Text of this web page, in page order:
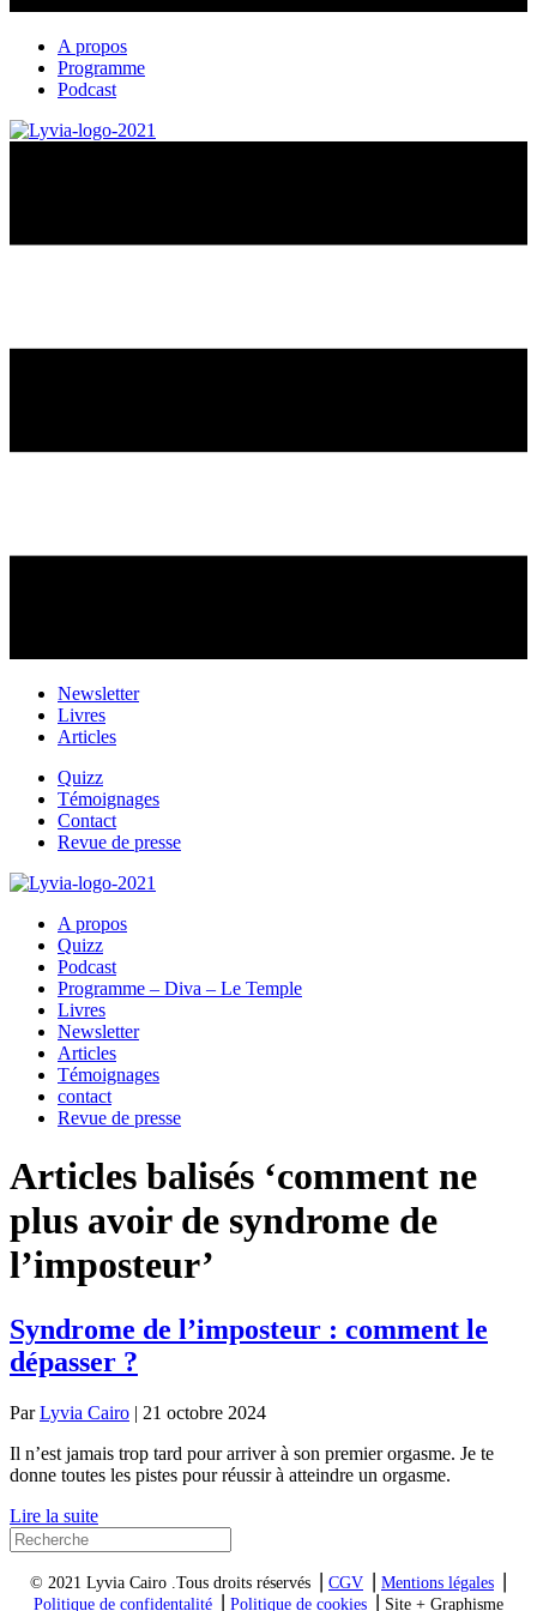
A propos
Programme
Podcast
Newsletter
Livres
Articles
Quizz
Témoignages
Contact
Revue de presse
A propos
Quizz
Podcast
Programme – Diva – Le Temple
Livres
Newsletter
Articles
Témoignages
contact
Revue de presse
Articles balisés ‘comment ne
plus avoir de syndrome de
l’imposteur’
Syndrome de l’imposteur : comment le
dépasser ?
ParLyvia Cairo | 21 octobre 2024
Il n’est jamais trop tard pour arriver à son premier orgasme. Je te
donne toutes les pistes pour réussir à atteindre un orgasme.
Lire la suite
© 2021 Lyvia Cairo .Tous droits réservés ⎥ CGV Mentions légales
Politique de confidentalité
Politique de cookies ⎥ Site + Graphisme